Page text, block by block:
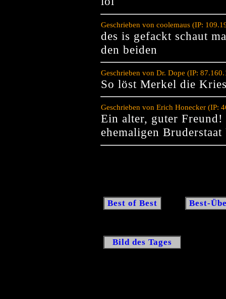
Geschrieben von coolemaus (IP:
des is gefackt schaut
den beiden
Geschrieben von Dr. Dope (IP:
So löst Merkel die
Geschrieben von Erich Honecker (IP:
Ein alter, guter Freund!
ehemaligen
Best of Best Best-
Bild des Tages